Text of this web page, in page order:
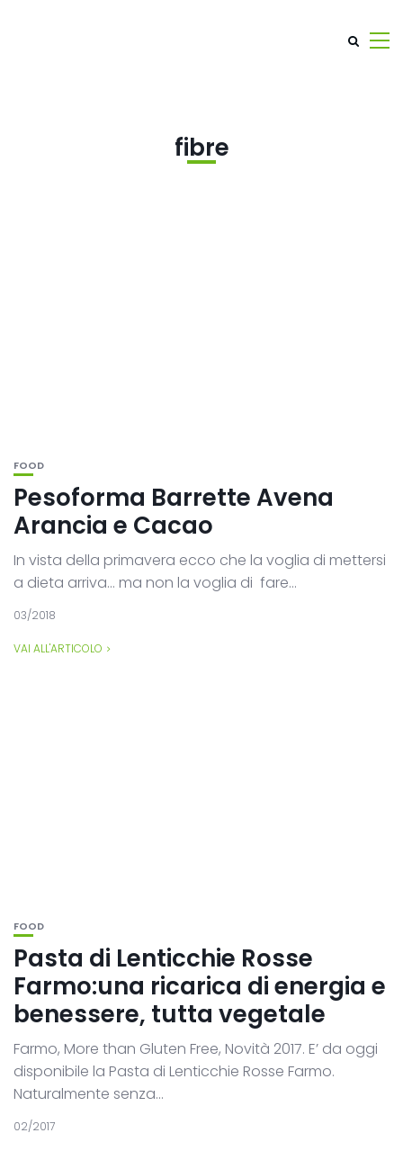
fibre
FOOD
Pesoforma Barrette Avena
Arancia e Cacao
In vista della primavera ecco che la voglia di mettersi
a dieta arriva… ma non la voglia di fare...
03/2018
VAI ALL'ARTICOLO
FOOD
Pasta di Lenticchie Rosse
Farmo:una ricarica di energia e
benessere, tutta vegetale
Farmo, More than Gluten Free, Novità 2017. E’ da oggi
disponibile la Pasta di Lenticchie Rosse Farmo.
Naturalmente senza...
02/2017